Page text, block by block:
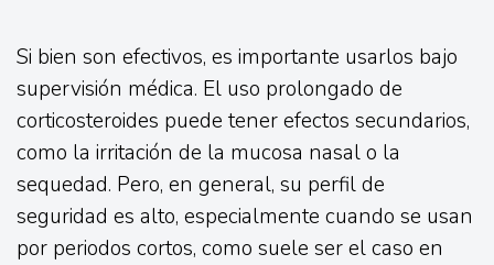
Si bien son efectivos, es importante usarlos bajo
supervisión médica. El uso prolongado de
corticosteroides puede tener efectos secundarios,
como la irritación de la mucosa nasal o la
sequedad. Pero, en general, su perfil de
seguridad es alto, especialmente cuando se usan
por periodos cortos, como suele ser el caso en